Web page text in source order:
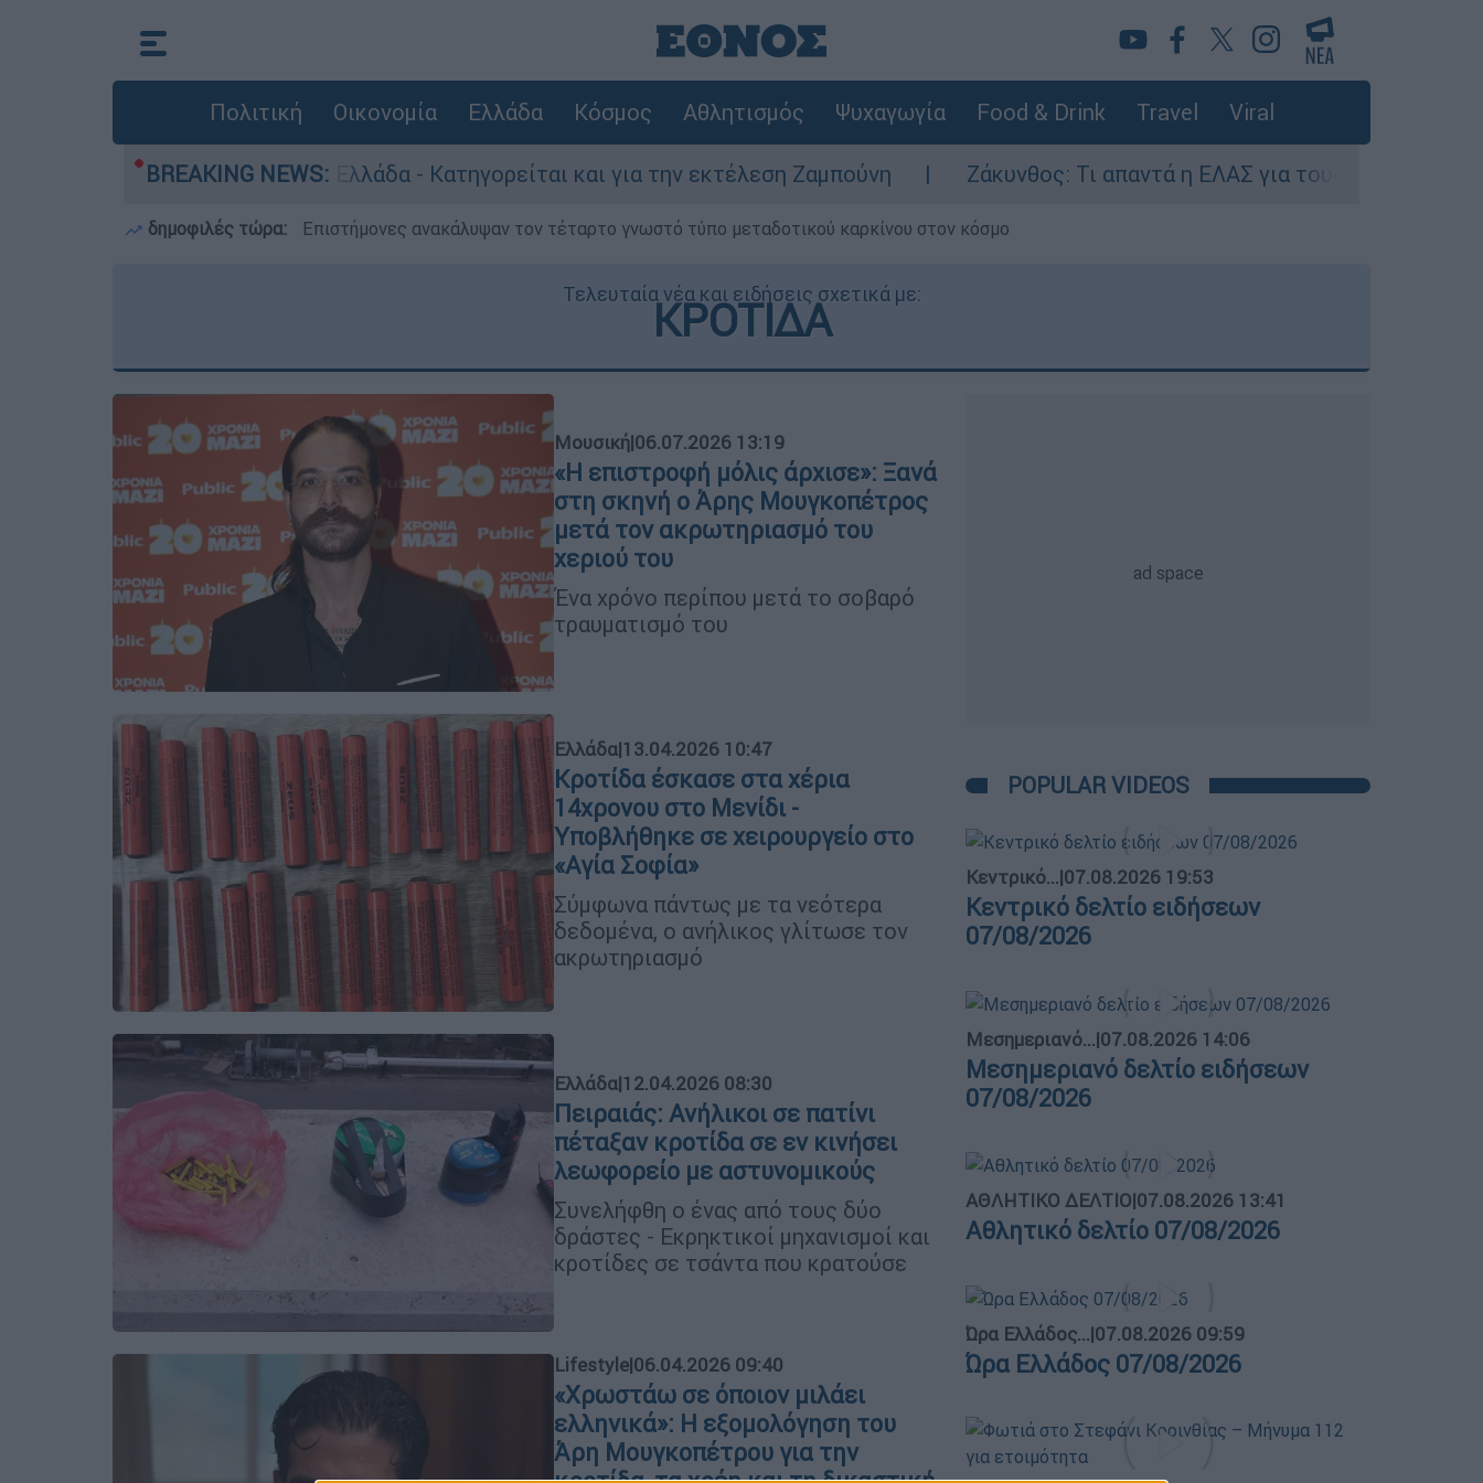
Πολιτική Οικονομία Ελλάδα Κόσμος Αθλητισμός Ψυχαγωγία Food & Drink Travel Viral
BREAKING NEWS:
στην Ελλάδα - Κατηγορείται και για την εκτέλεση Ζαμπούνη Ζάκυνθος: Τι απαντά η ΕΛΑΣ για τους 8 βιασμούς τουριστριών -
δημοφιλές τώρα: Επιστήμονες ανακάλυψαν τον τέταρτο γνωστό τύπο μεταδοτικού καρκίνου στον κόσμο
Τελευταία νέα και ειδήσεις σχετικά με:
ΚΡΟΤΙΔΑ
Μουσική|06.07.2026 13:19
«Η επιστροφή μόλις άρχισε»: Ξανά
στη σκηνή ο Άρης Μουγκοπέτρος
μετά τον ακρωτηριασμό του
χεριού του
Ένα χρόνο περίπου μετά το σοβαρό
τραυματισμό του
Ελλάδα|13.04.2026 10:47
Κροτίδα έσκασε στα χέρια
14χρονου στο Μενίδι -
Υποβλήθηκε σε χειρουργείο στο
«Αγία Σοφία»
Σύμφωνα πάντως με τα νεότερα
δεδομένα, ο ανήλικος γλίτωσε τον
ακρωτηριασμό
Ελλάδα|12.04.2026 08:30
Πειραιάς: Ανήλικοι σε πατίνι
πέταξαν κροτίδα σε εν κινήσει
λεωφορείο με αστυνομικούς
Συνελήφθη ο ένας από τους δύο
δράστες - Εκρηκτικοί μηχανισμοί και
κροτίδες σε τσάντα που κρατούσε
Lifestyle|06.04.2026 09:40
«Χρωστάω σε όποιον μιλάει
ελληνικά»: Η εξομολόγηση του
Άρη Μουγκοπέτρου για την
POPULAR VIDEOS
Κεντρικό...|07.08.2026 19:53
Κεντρικό δελτίο ειδήσεων
07/08/2026
Μεσημεριανό...|07.08.2026 14:06
Μεσημεριανό δελτίο ειδήσεων
07/08/2026
ΑΘΛΗΤΙΚΟ ΔΕΛΤΙΟ|07.08.2026 13:41
Αθλητικό δελτίο 07/08/2026
Ώρα Ελλάδος...|07.08.2026 09:59
Ώρα Ελλάδος 07/08/2026